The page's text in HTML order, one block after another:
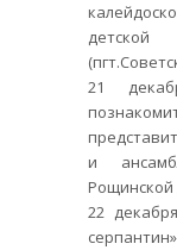
детской
21
и
Рощинской
22